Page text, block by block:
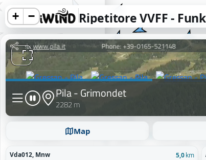
+ − Ripetitore VVFF -
Map
Vda012, Mnw 5,0km